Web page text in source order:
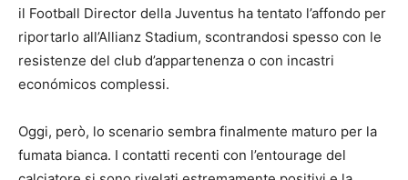
il Football Director della Juventus ha tentato l’affondo per
riportarlo all’Allianz Stadium, scontrandosi spesso con le
resistenze del club d’appartenenza o con incastri
económicos complessi.
Oggi, però, lo scenario sembra finalmente maturo per la
fumata bianca. I contatti recenti con l’entourage del